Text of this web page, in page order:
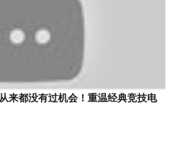
来都没有过机会！重温经典竞技电